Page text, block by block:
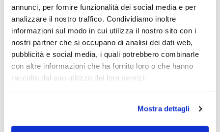
annunci, per fornire funzionalità dei social media e per
analizzare il nostro traffico. Condividiamo inoltre
informazioni sul modo in cui utilizza il nostro sito con i
nostri partner che si occupano di analisi dei dati web,
pubblicità e social media, i quali potrebbero combinarle
con altre informazioni che ha fornito loro o che hanno
raccolto dal suo utilizzo dei loro servizi.
Mostra dettagli
Charles Taylor
10/01/2023
Il pomeriggio del Cristianesimo:
intervista a Tomas Halìk